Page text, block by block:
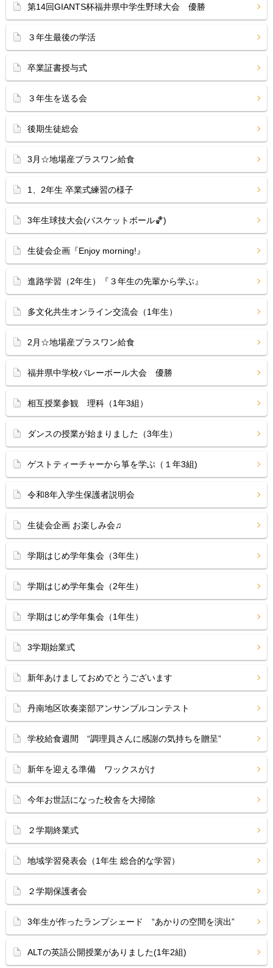
第14回GIANTS杯福井県中学生野球大会 優勝
３年生最後の学活
卒業証書授与式
３年生を送る会
後期生徒総会
3月☆地場産プラスワン給食
1、2年生 卒業式練習の様子
3年生球技大会(バスケットボール🏀)
生徒会企画『Enjoy morning!』
進路学習（2年生）『３年生の先輩から学ぶ』
多文化共生オンライン交流会（1年生）
2月☆地場産プラスワン給食
福井県中学校バレーボール大会 優勝
相互授業参観 理科（1年3組）
ダンスの授業が始まりました（3年生）
ゲストティーチャーから箏を学ぶ（１年3組)
令和8年入学生保護者説明会
生徒会企画 お楽しみ会♫
学期はじめ学年集会（3年生）
学期はじめ学年集会（2年生）
学期はじめ学年集会（1年生）
3学期始業式
新年あけましておめでとうございます
丹南地区吹奏楽部アンサンブルコンテスト
学校給食週間 “調理員さんに感謝の気持ちを贈呈”
新年を迎える準備 ワックスがけ
今年お世話になった校舎を大掃除
２学期終業式
地域学習発表会（1年生 総合的な学習）
２学期保護者会
3年生が作ったランプシェード “あかりの空間を演出”
ALTの英語公開授業がありました(1年2組)